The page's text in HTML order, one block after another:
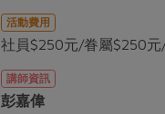
活動費用
社員$250元/眷屬$250
講師資訊
彭嘉偉